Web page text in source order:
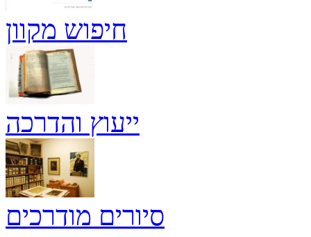
חיפוש מקוון
ייעוץ והדרכה
סיורים מודרכים